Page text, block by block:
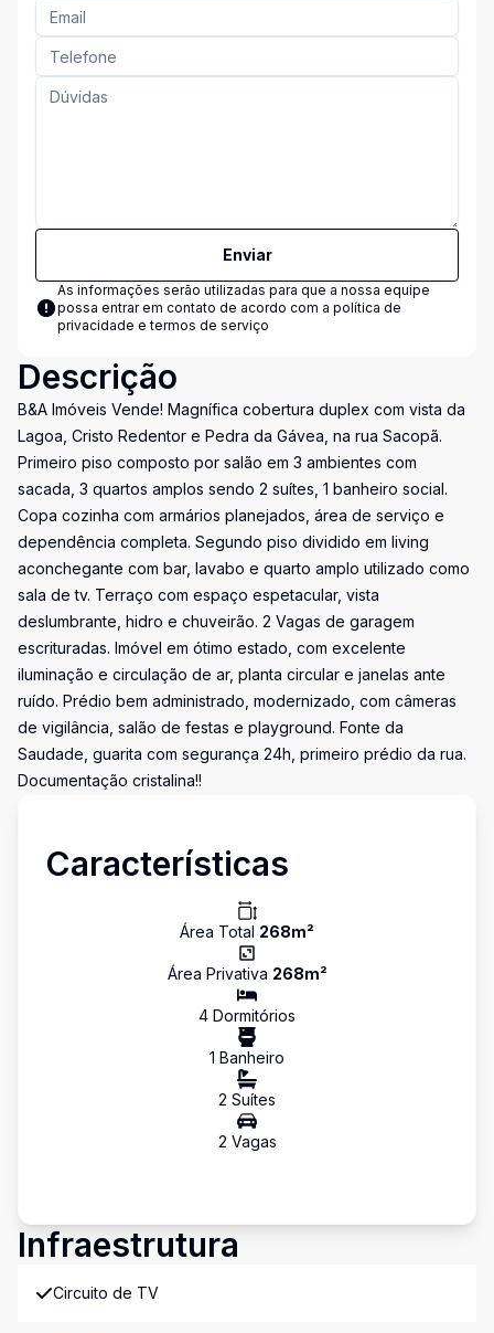
Enviar
As informações serão utilizadas para que a nossa equipe
possa entrar em contato de acordo com a política de
privacidade e termos de serviço
Descrição
B&A Imóveis Vende! Magnífica cobertura duplex com vista da
Lagoa, Cristo Redentor e Pedra da Gávea, na rua Sacopã.
Primeiro piso composto por salão em 3 ambientes com
sacada, 3 quartos amplos sendo 2 suítes, 1 banheiro social.
Copa cozinha com armários planejados, área de serviço e
dependência completa. Segundo piso dividido em living
aconchegante com bar, lavabo e quarto amplo utilizado como
sala de tv. Terraço com espaço espetacular, vista
deslumbrante, hidro e chuveirão. 2 Vagas de garagem
escrituradas. Imóvel em ótimo estado, com excelente
iluminação e circulação de ar, planta circular e janelas ante
ruído. Prédio bem administrado, modernizado, com câmeras
de vigilância, salão de festas e playground. Fonte da
Saudade, guarita com segurança 24h, primeiro prédio da rua.
Documentação cristalina!!
Características
Área Total 268m²
Área Privativa 268m²
4 Dormitórios
1 Banheiro
2 Suítes
2 Vagas
Infraestrutura
Circuito de TV